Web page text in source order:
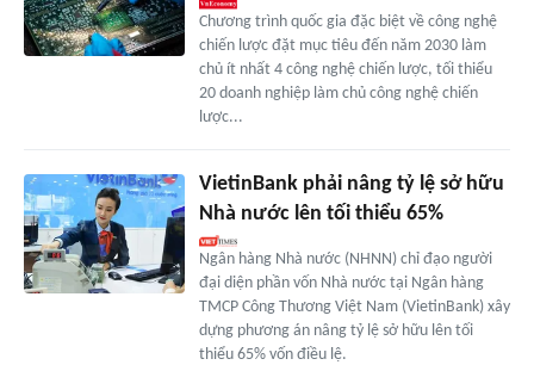
Chương trình quốc gia đặc biệt về công nghệ
chiến lược đặt mục tiêu đến năm 2030 làm
chủ ít nhất 4 công nghệ chiến lược, tối thiểu
20 doanh nghiệp làm chủ công nghệ chiến
lược...
VietinBank phải nâng tỷ lệ sở hữu
Nhà nước lên tối thiểu 65%
Ngân hàng Nhà nước (NHNN) chỉ đạo người
đại diện phần vốn Nhà nước tại Ngân hàng
TMCP Công Thương Việt Nam (VietinBank) xây
dựng phương án nâng tỷ lệ sở hữu lên tối
thiểu 65% vốn điều lệ.